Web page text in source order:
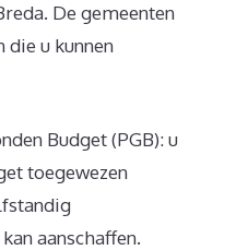
De gemeenten
die u kunnen
Budget (PGB): u
toegewezen
aanschaffen.